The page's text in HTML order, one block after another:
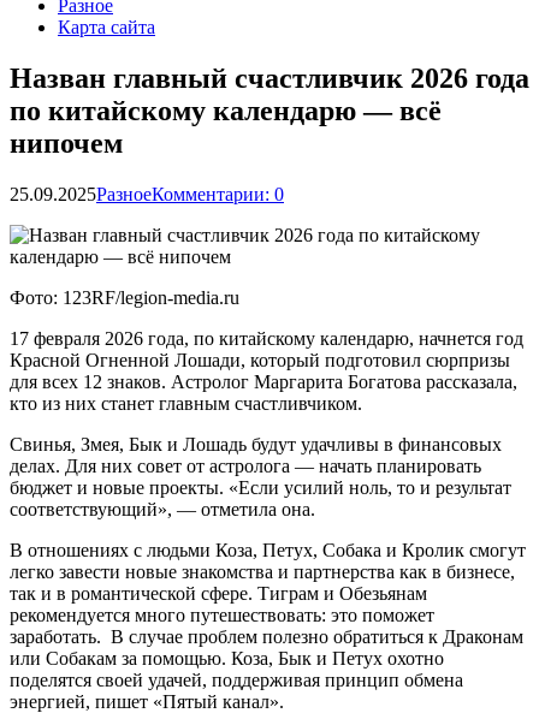
Разное
Карта сайта
Назван главный счастливчик 2026 года
по китайскому календарю — всё
нипочем
25.09.2025РазноеКомментарии: 0
Фото: 123RF/legion-media.ru
17 февраля 2026 года, по китайскому календарю, начнется год
Красной Огненной Лошади, который подготовил сюрпризы
для всех 12 знаков. Астролог Маргарита Богатова рассказала,
кто из них станет главным счастливчиком.
Свинья, Змея, Бык и Лошадь будут удачливы в финансовых
делах. Для них совет от астролога — начать планировать
бюджет и новые проекты. «Если усилий ноль, то и результат
соответствующий», — отметила она.
В отношениях с людьми Коза, Петух, Собака и Кролик смогут
легко завести новые знакомства и партнерства как в бизнесе,
так и в романтической сфере. Тиграм и Обезьянам
рекомендуется много путешествовать: это поможет
заработать. В случае проблем полезно обратиться к Драконам
или Собакам за помощью. Коза, Бык и Петух охотно
поделятся своей удачей, поддерживая принцип обмена
энергией, пишет «Пятый канал».